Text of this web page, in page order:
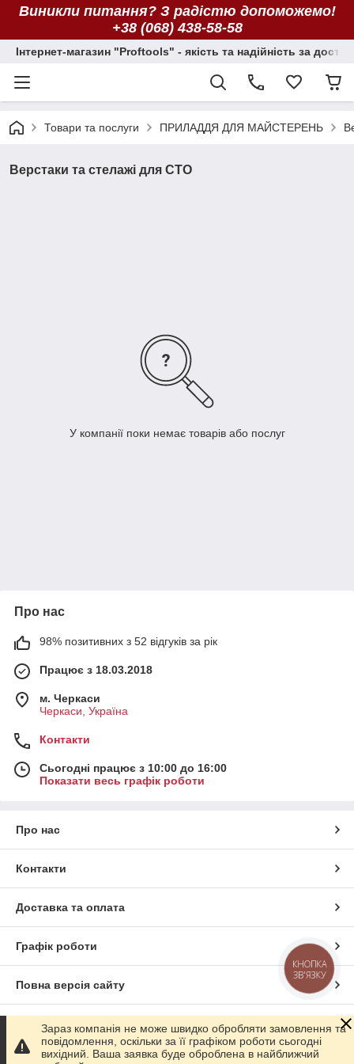
Виникли питання? З радістю допоможемо!
+38 (068) 438-58-58
Інтернет-магазин "Proftools" - якість та надійність за
Товари та послуги ПРИЛАДДЯ ДЛЯ МАЙСТЕРЕНЬ
Верстаки та стелажі для СТО
У компанії поки немає товарів або послуг
Про нас
98% позитивних з 52 відгуків за рік
Працює з 18.03.2018
м. Черкаси
Черкаси, Україна
Контакти
Сьогодні працює з 10:00 до 16:00
Показати весь графік роботи
Про нас
Контакти
Доставка та оплата
Графік роботи
Повна версія сайту
Сайт створено на маркетплейсіProm.ua
Зараз компанія не може швидко обробляти замовлення та
повідомлення, оскільки за її графіком роботи сьогодні
вихідний. Ваша заявка буде оброблена в найближчий
КНОПКА
ЗВ'ЯЗКУ